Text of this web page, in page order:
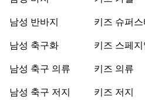
남성 반바지
남성 축구화
남성 축구 의류
남성 축구 저지
키즈 슈퍼스
키즈 스페지
키즈 의류
키즈 저지